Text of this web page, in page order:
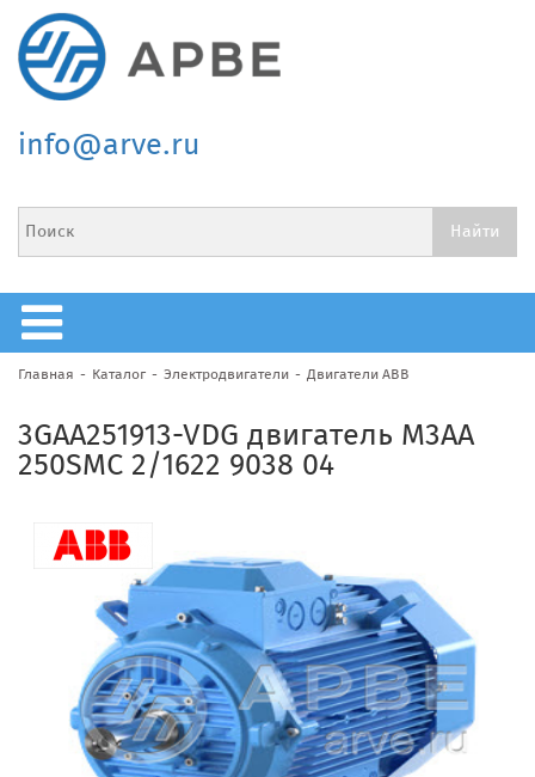
info@arve.ru
Главная Каталог Электродвигатели Двигатели ABB
3GAA251913-VDG двигатель M3AA
250SMC 2/1622 9038 04